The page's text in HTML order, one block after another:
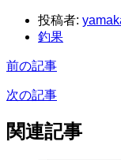
投稿者:
釣果
前の記事
次の記事
関連記事